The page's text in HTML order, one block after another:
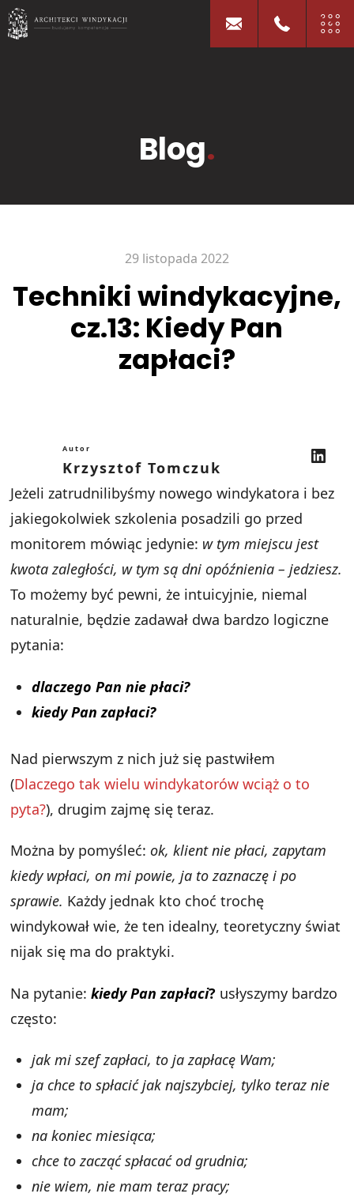
Blog.
29 listopada 2022
Techniki windykacyjne,
cz.13: Kiedy Pan
zapłaci?
Autor
Krzysztof Tomczuk
LinkedIn
Jeżeli zatrudnilibyśmy nowego windykatora i bez
jakiegokolwiek szkolenia posadzili go przed
monitorem mówiąc jedynie: w tym miejscu jest
kwota zaległości, w tym są dni opóźnienia – jedziesz.
To możemy być pewni, że intuicyjnie, niemal
naturalnie, będzie zadawał dwa bardzo logiczne
pytania:
dlaczego Pan nie płaci?
kiedy Pan zapłaci?
Nad pierwszym z nich już się pastwiłem
(Dlaczego tak wielu windykatorów wciąż o to
pyta?), drugim zajmę się teraz.
Można by pomyśleć: ok, klient nie płaci, zapytam
kiedy wpłaci, on mi powie, ja to zaznaczę i po
sprawie. Każdy jednak kto choć trochę
windykował wie, że ten idealny, teoretyczny świat
nijak się ma do praktyki.
Na pytanie:kiedy Pan zapłaci? usłyszymy bardzo
często:
jak mi szef zapłaci, to ja zapłacę Wam;
ja chce to spłacić jak najszybciej, tylko teraz nie
mam;
na koniec miesiąca;
chce to zacząć spłacać od grudnia;
nie wiem, nie mam teraz pracy;